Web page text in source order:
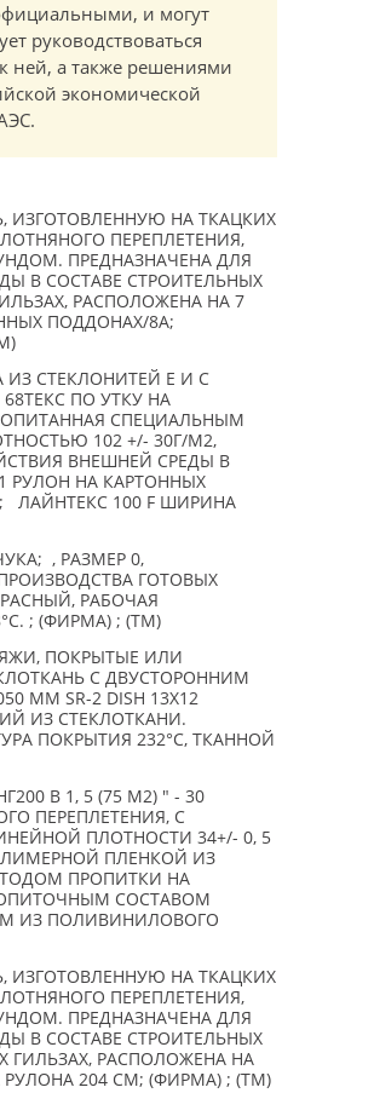
и могут
руководствоваться
ней, а также решениями
экономической
ИЗГОТОВЛЕННУЮ НА ТКАЦКИХ
ПЕРЕПЛЕТЕНИЯ,
ПРЕДНАЗНАЧЕНА ДЛЯ
В СОСТАВЕ СТРОИТЕЛЬНЫХ
РАСПОЛОЖЕНА НА 7
ПОДДОНАХ/8A;
ИЗ СТЕКЛОНИТЕЙ Е И С
ПО УТКУ НА
СПЕЦИАЛЬНЫМ
102 +/- 30Г/М2,
ВНЕШНЕЙ СРЕДЫ В
РУЛОН НА КАРТОННЫХ
ЛАЙНТЕКС 100 F ШИРИНА
, РАЗМЕР 0,
ПРОИЗВОДСТВА ГОТОВЫХ
РАБОЧАЯ
; (ФИРМА) ; (TM)
ПОКРЫТЫЕ ИЛИ
С ДВУСТОРОННИМ
ММ SR-2 DISH 13X12
ИЗ СТЕКЛОТКАНИ.
ПОКРЫТИЯ 232°С, ТКАННОЙ
B 1, 5 (75 М2) " - 30
ПЕРЕПЛЕТЕНИЯ, С
ПЛОТНОСТИ 34+/- 0, 5
ПЛЕНКОЙ ИЗ
ПРОПИТКИ НА
СОСТАВОМ
ИЗ ПОЛИВИНИЛОВОГО
ИЗГОТОВЛЕННУЮ НА ТКАЦКИХ
ПЕРЕПЛЕТЕНИЯ,
ПРЕДНАЗНАЧЕНА ДЛЯ
В СОСТАВЕ СТРОИТЕЛЬНЫХ
ГИЛЬЗАХ, РАСПОЛОЖЕНА НА
204 СМ; (ФИРМА) ; (TM)